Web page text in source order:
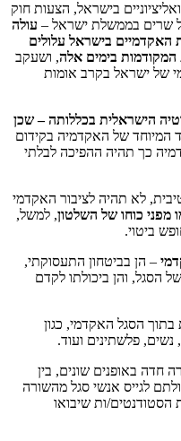
בישראל, הצעות חוק
שרים בממשלת ישראל – עולה
בישראל עלולים
המקודמות בימים אלה, ושעקב
של ישראל בקרב אומות
הישראלית בכללותה – שכן
המיוחד של האקדמיה בקידום
כך תהיה ההפיכה לבלתי
לא תהיה לציבור האקדמי
מפני כוחו של השלטון, למשל,
ביטוי.
– הן בביטחון התעסוקתי,
הסגל, והן ביכולתו לקדם
בתוך הסגל האקדמי, כגון
נשים, פלשתינים ועוד.
חדה באופנים שונים, בין
לגייס אנשי סגל מהשורה
ות שיבואו